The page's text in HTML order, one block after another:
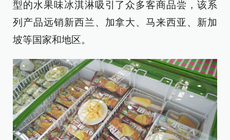
型的水果味冰淇淋吸引了众多客商品尝，该系
列产品远销新西兰、加拿大、马来西亚、新加
坡等国家和地区。